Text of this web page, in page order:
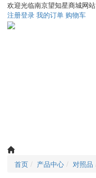
欢迎光临南京望知星商城网站
注册登录 我的订单 购物车
首页 产品中心 对照品